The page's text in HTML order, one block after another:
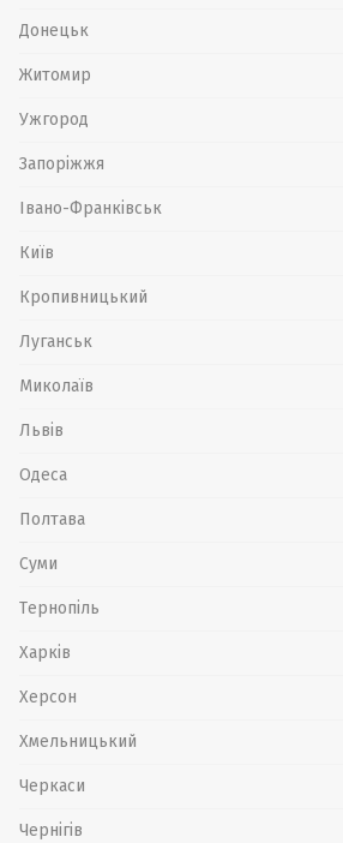
Донецьк
Житомир
Ужгород
Запоріжжя
Івано-Франківськ
Київ
Кропивницький
Луганськ
Миколаїв
Львів
Одеса
Полтава
Суми
Тернопіль
Харків
Херсон
Хмельницький
Черкаси
Чернігів